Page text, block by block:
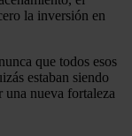
la inversión en
que todos esos
estaban siendo
una nueva fortaleza